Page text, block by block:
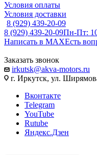
Условия оплаты
Условия доставки
8 (929) 439-20-09
8 (929) 439-20-09Пн-Пт:
Написать в MAXЕсть
Заказать звонок
irkutsk@akva-motors.ru
г. Иркутск, ул.
Вконтакте
Telegram
YouTube
Rutube
Яндекс.Дзен